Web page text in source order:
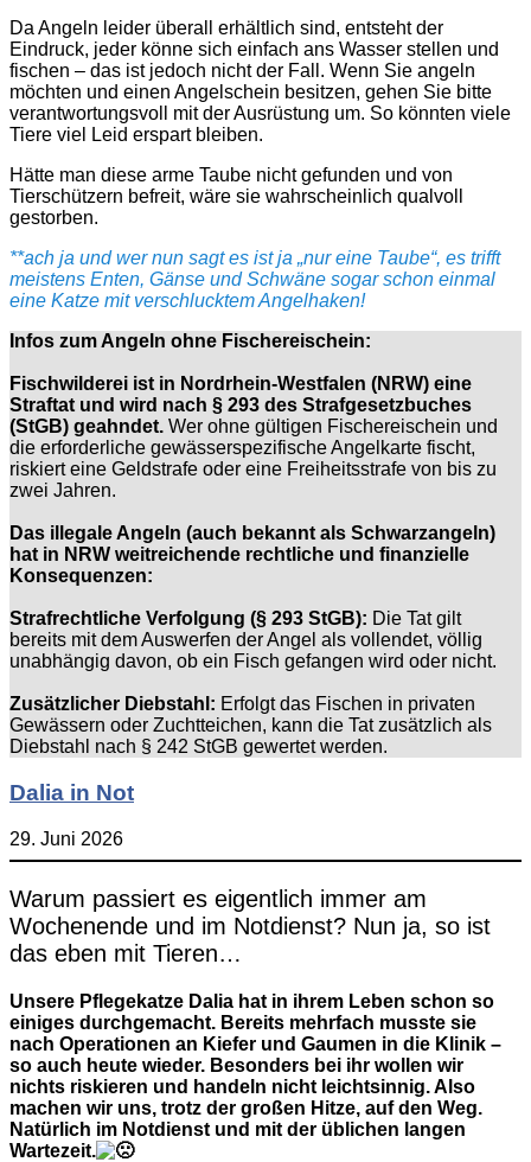
Da Angeln leider überall erhältlich sind, entsteht der
Eindruck, jeder könne sich einfach ans Wasser stellen und
fischen – das ist jedoch nicht der Fall. Wenn Sie angeln
möchten und einen Angelschein besitzen, gehen Sie bitte
verantwortungsvoll mit der Ausrüstung um. So könnten viele
Tiere viel Leid erspart bleiben.
Hätte man diese arme Taube nicht gefunden und von
Tierschützern befreit, wäre sie wahrscheinlich qualvoll
gestorben.
**ach ja und wer nun sagt es ist ja „nur eine Taube“, es trifft
meistens Enten, Gänse und Schwäne sogar schon einmal
eine Katze mit verschlucktem Angelhaken!
Infos zum Angeln ohne Fischereischein:
Fischwilderei ist in Nordrhein-Westfalen (NRW) eine
Straftat und wird nach § 293 des Strafgesetzbuches
(StGB) geahndet. Wer ohne gültigen Fischereischein und
die erforderliche gewässerspezifische Angelkarte fischt,
riskiert eine Geldstrafe oder eine Freiheitsstrafe von bis zu
zwei Jahren.
Das illegale Angeln (auch bekannt als Schwarzangeln)
hat in NRW weitreichende rechtliche und finanzielle
Konsequenzen:
Strafrechtliche Verfolgung (§ 293 StGB): Die Tat gilt
bereits mit dem Auswerfen der Angel als vollendet, völlig
unabhängig davon, ob ein Fisch gefangen wird oder nicht.
Zusätzlicher Diebstahl: Erfolgt das Fischen in privaten
Gewässern oder Zuchtteichen, kann die Tat zusätzlich als
Diebstahl nach § 242 StGB gewertet werden.
Dalia in Not
29. Juni 2026
Warum passiert es eigentlich immer am
Wochenende und im Notdienst? Nun ja, so ist
das eben mit Tieren…
Unsere Pflegekatze Dalia hat in ihrem Leben schon so
einiges durchgemacht. Bereits mehrfach musste sie
nach Operationen an Kiefer und Gaumen in die Klinik –
so auch heute wieder. Besonders bei ihr wollen wir
nichts riskieren und handeln nicht leichtsinnig. Also
machen wir uns, trotz der großen Hitze, auf den Weg.
Natürlich im Notdienst und mit der üblichen langen
Wartezeit.